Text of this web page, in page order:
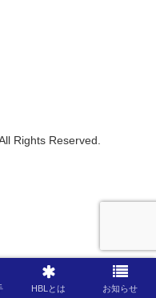
Rights Reserved.
HBLとは お知らせ